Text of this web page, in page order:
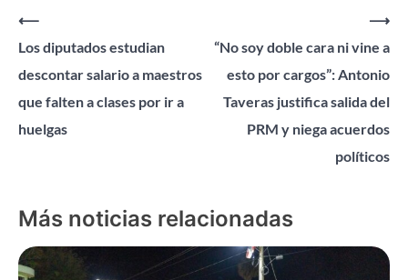
Navegación
de
entradas
⟵
Los diputados estudian
descontar salario a maestros
que falten a clases por ir a
huelgas
“No soy doble cara ni vine a
esto por cargos”: Antonio
Taveras justifica salida del
PRM y niega acuerdos
políticos
⟶
Más noticias relacionadas